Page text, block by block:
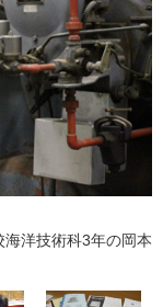
洋技術科3年の岡本